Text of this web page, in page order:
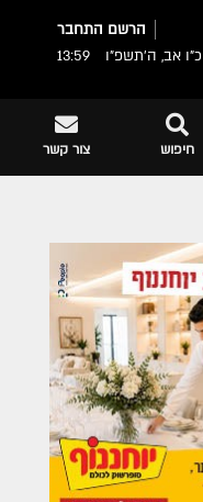
הרשם התחבר
כ"ו אב, ה׳תשפ״ו
13:59
צור קשר חיפוש